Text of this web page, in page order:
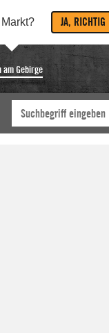
JA, RICHTIG
am Gebirge